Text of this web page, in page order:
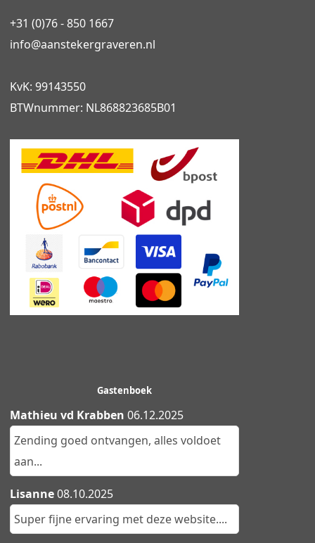
+31 (0)76 - 850 1667
info@aanstekergraveren.nl
KvK: 99143550
BTWnummer: NL868823685B01
Gastenboek
Mathieu vd Krabben 06.12.2025
Zending goed ontvangen, alles voldoet
aan...
Lisanne08.10.2025
Super fijne ervaring met deze website....